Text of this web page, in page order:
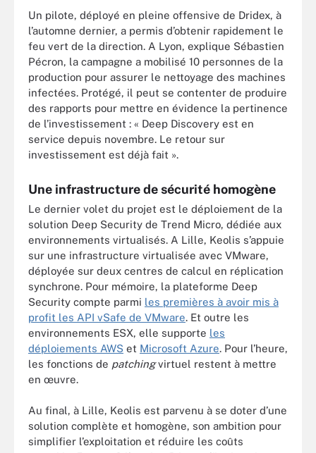
Un pilote, déployé en pleine offensive de Dridex, à
l’automne dernier, a permis d’obtenir rapidement le
feu vert de la direction. A Lyon, explique Sébastien
Pécron, la campagne a mobilisé 10 personnes de la
production pour assurer le nettoyage des machines
infectées. Protégé, il peut se contenter de produire
des rapports pour mettre en évidence la pertinence
de l’investissement : « Deep Discovery est en
service depuis novembre. Le retour sur
investissement est déjà fait ».
Une infrastructure de sécurité homogène
Le dernier volet du projet est le déploiement de la
solution Deep Security de Trend Micro, dédiée aux
environnements virtualisés. A Lille, Keolis s’appuie
sur une infrastructure virtualisée avec VMware,
déployée sur deux centres de calcul en réplication
synchrone. Pour mémoire, la plateforme Deep
Security compte parmi les premières à avoir mis à
profit les API vSafe de VMware. Et outre les
environnements ESX, elle supporte les
déploiements AWS et Microsoft Azure. Pour l’heure,
les fonctions de patchingvirtuel restent à mettre
en œuvre.
Au final, à Lille, Keolis est parvenu à se doter d’une
solution complète et homogène, son ambition pour
simplifier l’exploitation et réduire les coûts